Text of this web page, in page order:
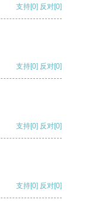
支持[0] 反对[0]
支持[0] 反对[0]
支持[0] 反对[0]
支持[0] 反对[0]